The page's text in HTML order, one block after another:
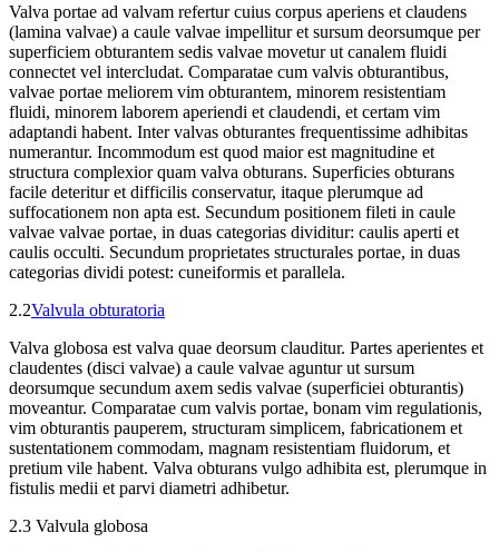
Valva portae ad valvam refertur cuius corpus aperiens et claudens
(lamina valvae) a caule valvae impellitur et sursum deorsumque per
superficiem obturantem sedis valvae movetur ut canalem fluidi
connectet vel intercludat. Comparatae cum valvis obturantibus,
valvae portae meliorem vim obturantem, minorem resistentiam
fluidi, minorem laborem aperiendi et claudendi, et certam vim
adaptandi habent. Inter valvas obturantes frequentissime adhibitas
numerantur. Incommodum est quod maior est magnitudine et
structura complexior quam valva obturans. Superficies obturans
facile deteritur et difficilis conservatur, itaque plerumque ad
suffocationem non apta est. Secundum positionem fileti in caule
valvae valvae portae, in duas categorias dividitur: caulis aperti et
caulis occulti. Secundum proprietates structurales portae, in duas
categorias dividi potest: cuneiformis et parallela.
2.2Valvula obturatoria
Valva globosa est valva quae deorsum clauditur. Partes aperientes et
claudentes (disci valvae) a caule valvae aguntur ut sursum
deorsumque secundum axem sedis valvae (superficiei obturantis)
moveantur. Comparatae cum valvis portae, bonam vim regulationis,
vim obturantis pauperem, structuram simplicem, fabricationem et
sustentationem commodam, magnam resistentiam fluidorum, et
pretium vile habent. Valva obturans vulgo adhibita est, plerumque in
fistulis medii et parvi diametri adhibetur.
2.3 Valvula globosa